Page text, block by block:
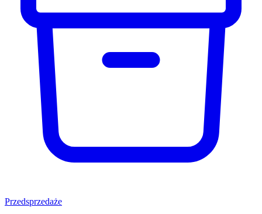
Przedsprzedaże